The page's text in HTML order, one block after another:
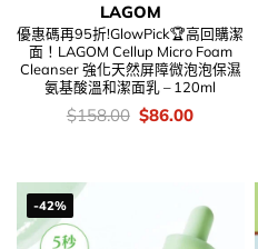
LAGOM
優惠碼再95折!GlowPick🏆高回購潔
面！LAGOM Cellup Micro Foam
Cleanser 強化天然屏障微泡泡保濕
氨基酸溫和潔面乳 – 120ml
價
錢：
$158.00 Original
price
$86.00Current
-42%